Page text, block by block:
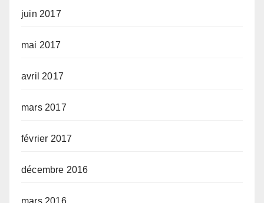
juin 2017
mai 2017
avril 2017
mars 2017
février 2017
décembre 2016